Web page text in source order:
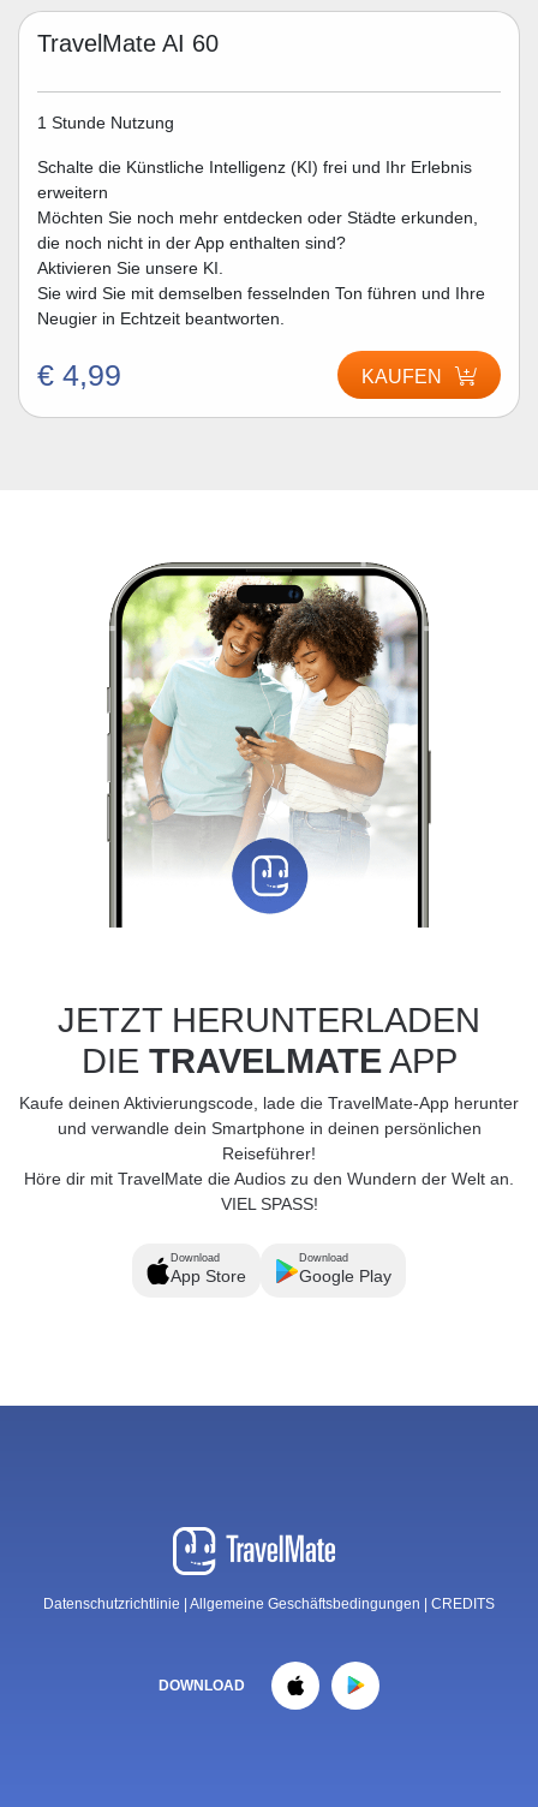
TravelMate AI 60
1 Stunde Nutzung
Schalte die Künstliche Intelligenz (KI) frei und Ihr Erlebnis
erweitern
Möchten Sie noch mehr entdecken oder Städte erkunden,
die noch nicht in der App enthalten sind?
Aktivieren Sie unsere KI.
Sie wird Sie mit demselben fesselnden Ton führen und Ihre
Neugier in Echtzeit beantworten.
€ 4,99 KAUFEN
JETZT HERUNTERLADEN
DIE TRAVELMATEAPP
Kaufe deinen Aktivierungscode, lade die TravelMate-App herunter
und verwandle dein Smartphone in deinen persönlichen
Reiseführer!
Höre dir mit TravelMate die Audios zu den Wundern der Welt an.
VIEL SPASS!
Download
App Store
Download
Google Play
Datenschutzrichtlinie Allgemeine Geschäftsbedingungen CREDITS
DOWNLOAD